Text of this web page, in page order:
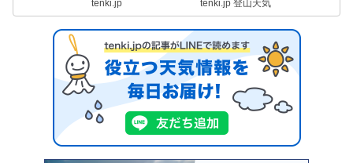
tenki.jp tenki.jp 登山天気